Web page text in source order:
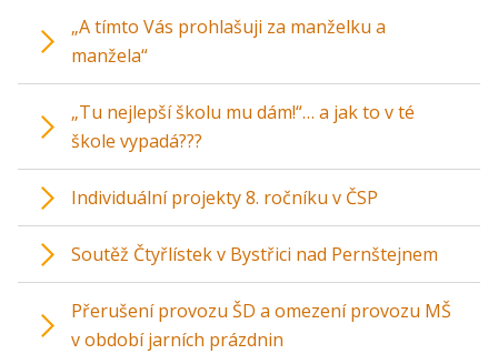
„A tímto Vás prohlašuji za manželku a
manžela“
„Tu nejlepší školu mu dám!“… a jak to v té
škole vypadá???
Individuální projekty 8. ročníku v ČSP
Soutěž Čtyřlístek v Bystřici nad Pernštejnem
Přerušení provozu ŠD a omezení provozu MŠ
v období jarních prázdnin